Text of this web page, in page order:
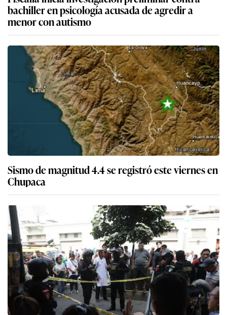
bachiller en psicología acusada de agredir a
menor con autismo
Sismo de magnitud 4.4 se registró este viernes en
Chupaca